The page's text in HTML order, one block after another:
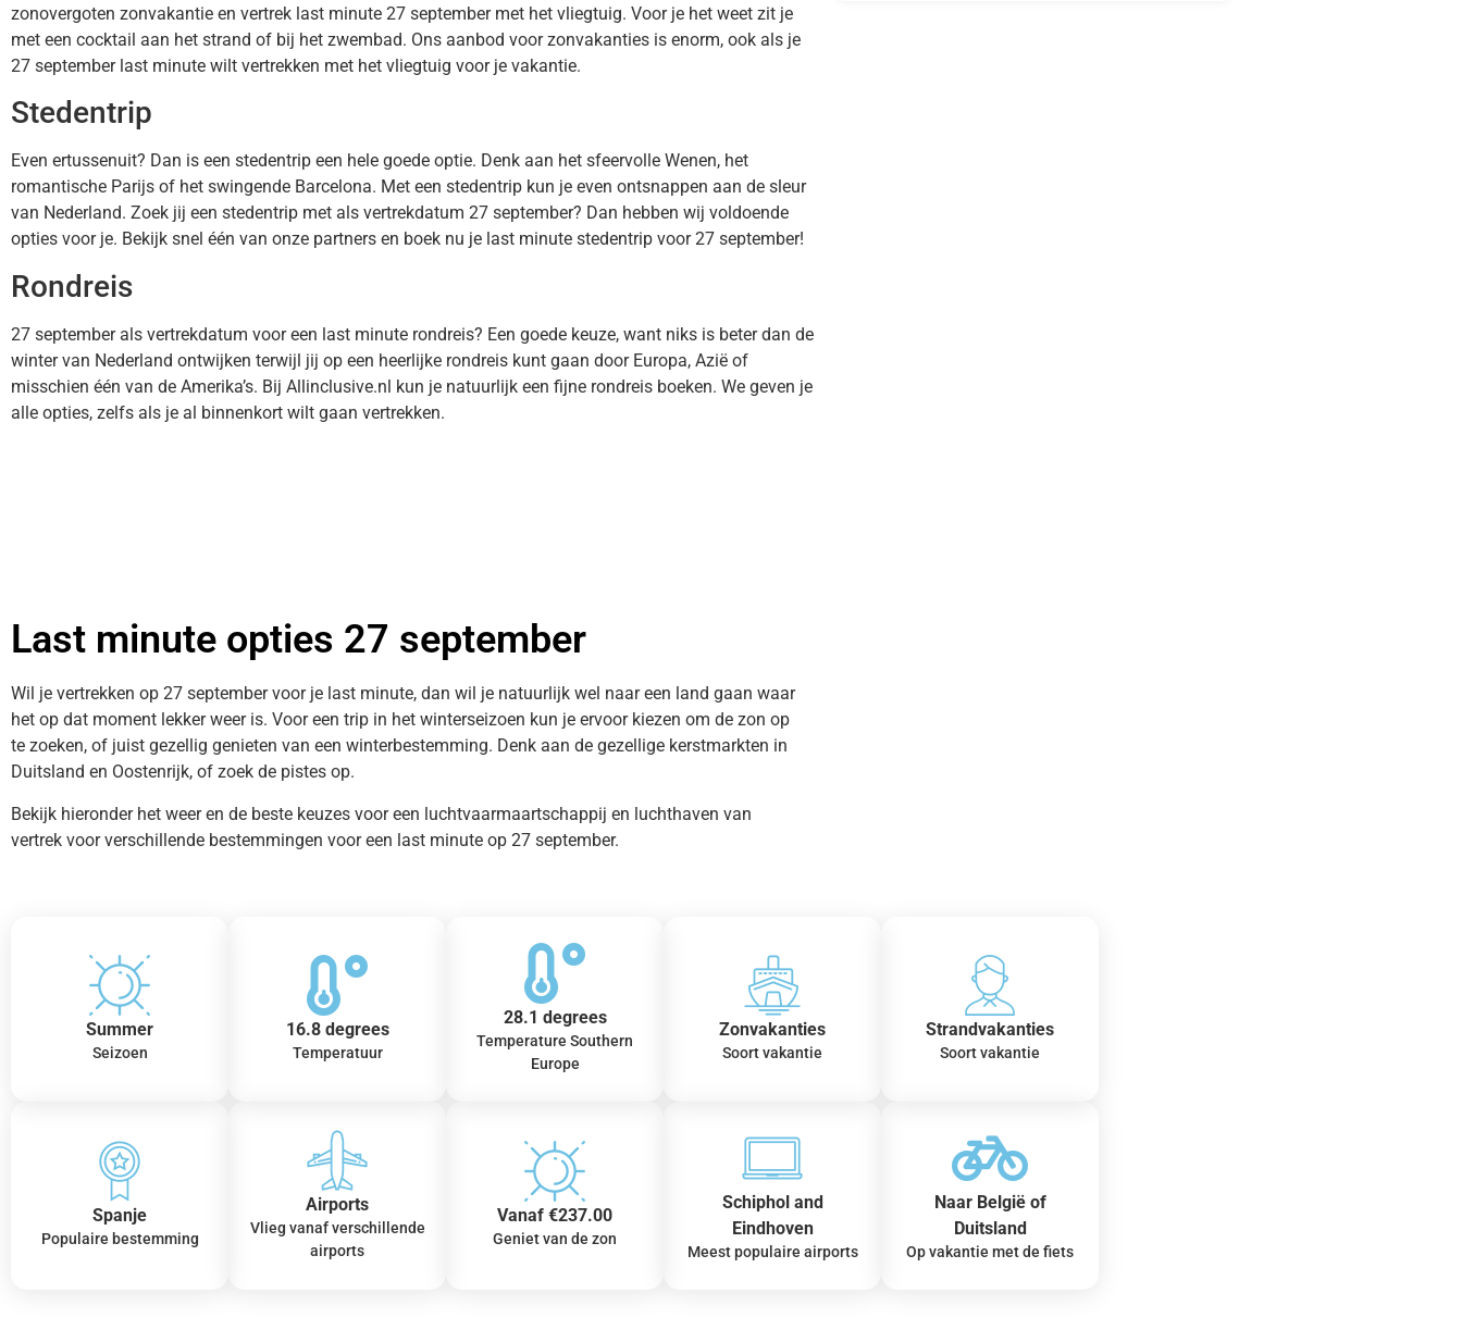
zonovergoten zonvakantie en vertrek last minute 27 september met het vliegtuig. Voor je het weet zit je
met een cocktail aan het strand of bij het zwembad. Ons aanbod voor zonvakanties is enorm, ook als je
27 september last minute wilt vertrekken met het vliegtuig voor je vakantie.
Stedentrip
Even ertussenuit? Dan is een stedentrip een hele goede optie. Denk aan het sfeervolle Wenen, het
romantische Parijs of het swingende Barcelona. Met een stedentrip kun je even ontsnappen aan de sleur
van Nederland. Zoek jij een stedentrip met als vertrekdatum 27 september? Dan hebben wij voldoende
opties voor je. Bekijk snel één van onze partners en boek nu je last minute stedentrip voor 27 september!
Rondreis
27 september als vertrekdatum voor een last minute rondreis? Een goede keuze, want niks is beter dan de
winter van Nederland ontwijken terwijl jij op een heerlijke rondreis kunt gaan door Europa, Azië of
misschien één van de Amerika’s. Bij Allinclusive.nl kun je natuurlijk een fijne rondreis boeken. We geven je
alle opties, zelfs als je al binnenkort wilt gaan vertrekken.
Last minute opties 27 september
Wil je vertrekken op 27 september voor je last minute, dan wil je natuurlijk wel naar een land gaan waar
het op dat moment lekker weer is. Voor een trip in het winterseizoen kun je ervoor kiezen om de zon op
te zoeken, of juist gezellig genieten van een winterbestemming. Denk aan de gezellige kerstmarkten in
Duitsland en Oostenrijk, of zoek de pistes op.
Bekijk hieronder het weer en de beste keuzes voor een luchtvaarmaartschappij en luchthaven van
vertrek voor verschillende bestemmingen voor een last minute op 27 september.
Summer
Seizoen
16.8 degrees
Temperatuur
28.1 degrees
Temperature Southern
Europe
Zonvakanties
Soort vakantie
Strandvakanties
Soort vakantie
Spanje
Populaire bestemming
Airports
Vlieg vanaf verschillende
airports
Vanaf €237.00
Geniet van de zon
Schiphol and
Eindhoven
Meest populaire airports
Naar België of
Duitsland
Op vakantie met de fiets